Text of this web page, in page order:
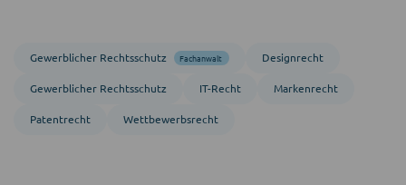
Gewerblicher Rechtsschutz Fachanwalt Designrecht
Gewerblicher Rechtsschutz IT-Recht Markenrecht
Patentrecht Wettbewerbsrecht